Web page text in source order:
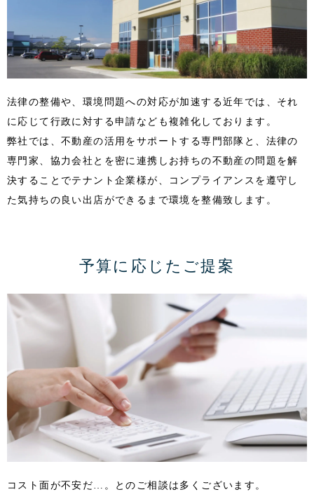
法律の整備や、環境問題への対応が加速する近年では、それ
に応じて行政に対する申請なども複雑化しております。
弊社では、不動産の活用をサポートする専門部隊と、法律の
専門家、協力会社とを密に連携しお持ちの不動産の問題を解
決することでテナント企業様が、コンプライアンスを遵守し
た気持ちの良い出店ができるまで環境を整備致します。
予算に応じたご提案
コスト面が不安だ…。とのご相談は多くございます。